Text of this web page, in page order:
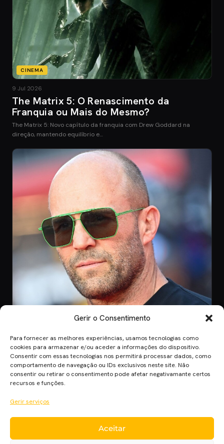
Gerir o Consentimento
Para fornecer as melhores experiências, usamos tecnologias como
cookies para armazenar e/ou aceder a informações do dispositivo.
Consentir com essas tecnologias nos permitirá processar dados, como
comportamento de navegação ou IDs exclusivos neste site. Não
consentir ou retirar o consentimento pode afetar negativamante certos
recursos e funções.
Gerir serviços
Aceitar
CINEMA
9 Jul 2026
The Matrix 5: O Renascimento da
Franquia ou Mais do Mesmo?
The Matrix 5: Novo capítulo da franquia com Drew Goddard na
direção, mantendo equilíbrio e…
CINEMA
8 Jul 2026
Mutiny: O Novo Thriller de Ação de Jason
Statham em 2026
quando o filme chega aos cinem…